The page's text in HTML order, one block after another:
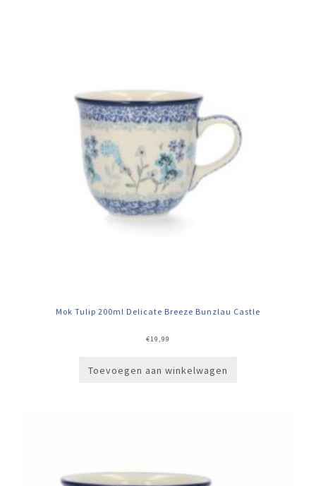
Mok Tulip 200ml Delicate Breeze Bunzlau Castle
€19,99
Toevoegen aan winkelwagen